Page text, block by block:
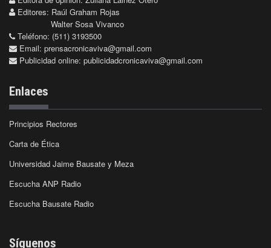
Editores: Raúl Graham Rojas
Walter Sosa Vivanco
Teléfono: (511) 3193500
Email: prensacronicaviva@gmail.com
Publicidad online: publicidadcronicaviva@gmail.com
Enlaces
Principios Rectores
Carta de Ética
Universidad Jaime Bausate y Meza
Escucha ANP Radio
Escucha Bausate Radio
Síguenos